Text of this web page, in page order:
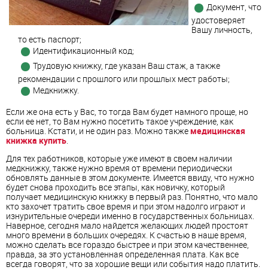
Документ, что
удостоверяет
Вашу личность,
то есть паспорт;
Идентификационный код;
Трудовую книжку, где указан Ваш стаж, а также
рекомендации с прошлого или прошлых мест работы;
Медкнижку.
Если же она есть у Вас, то тогда Вам будет намного проще, но
если ее нет, то Вам нужно посетить такое учреждение, как
больница. Кстати, и не один раз. Можно такжемедицинская
книжка купить
Для тех работников, которые уже имеют в своем наличии
медкнижку, также нужно время от времени периодически
обновлять данные в этом документе. Имеется ввиду, что нужно
будет снова проходить все этапы, как новичку, который
получает медицинскую книжку в первый раз. Понятно, что мало
кто захочет тратить свое время и при этом надолго играют и
изнурительные очереди именно в государственных больницах.
Наверное, сегодня мало найдется желающих людей простоят
много времени в больших очередях. К счастью в наше время,
можно сделать все гораздо быстрее и при этом качественнее,
правда, за это установленная определенная плата. Как все
всегда говорят, что за хорошие вещи или события надо платить.